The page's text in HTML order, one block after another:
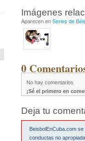
Imágenes
Aparecen en Series de
0
No hay comentarios
¡Sé el primero en
Deja tu
BeisbolEnCuba.com
conductas no